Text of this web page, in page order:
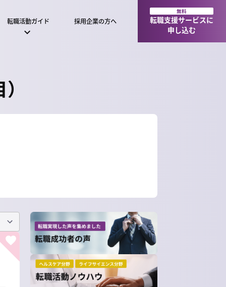
転職活動ガイド 採用企業の方へ
無料
転職支援サービスに
申し込む